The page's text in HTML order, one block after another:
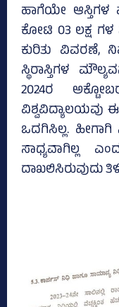
ಹಾಗೆಯೇ
ಕೋಟಿ 03 ಲಕ್ಷ ಗಳ
ಕುರಿತು ವಿವರಣೆ,
ಸ್ಥಿರಾಸ್ತಿಗಳ
2024ರ
ವಿಶ್ವವಿದ್ಯಾಲಯವು
ಒದಗಿಸಿಲ್ಲ. ಹೀಗಾಗಿ
ಸಾಧ್ಯವಾಗಿಲ್ಲ
ದಾಖಲಿಸಿರುವುದು